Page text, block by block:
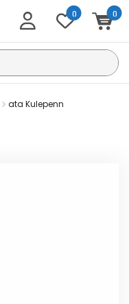
0 0
ata Kulepenn